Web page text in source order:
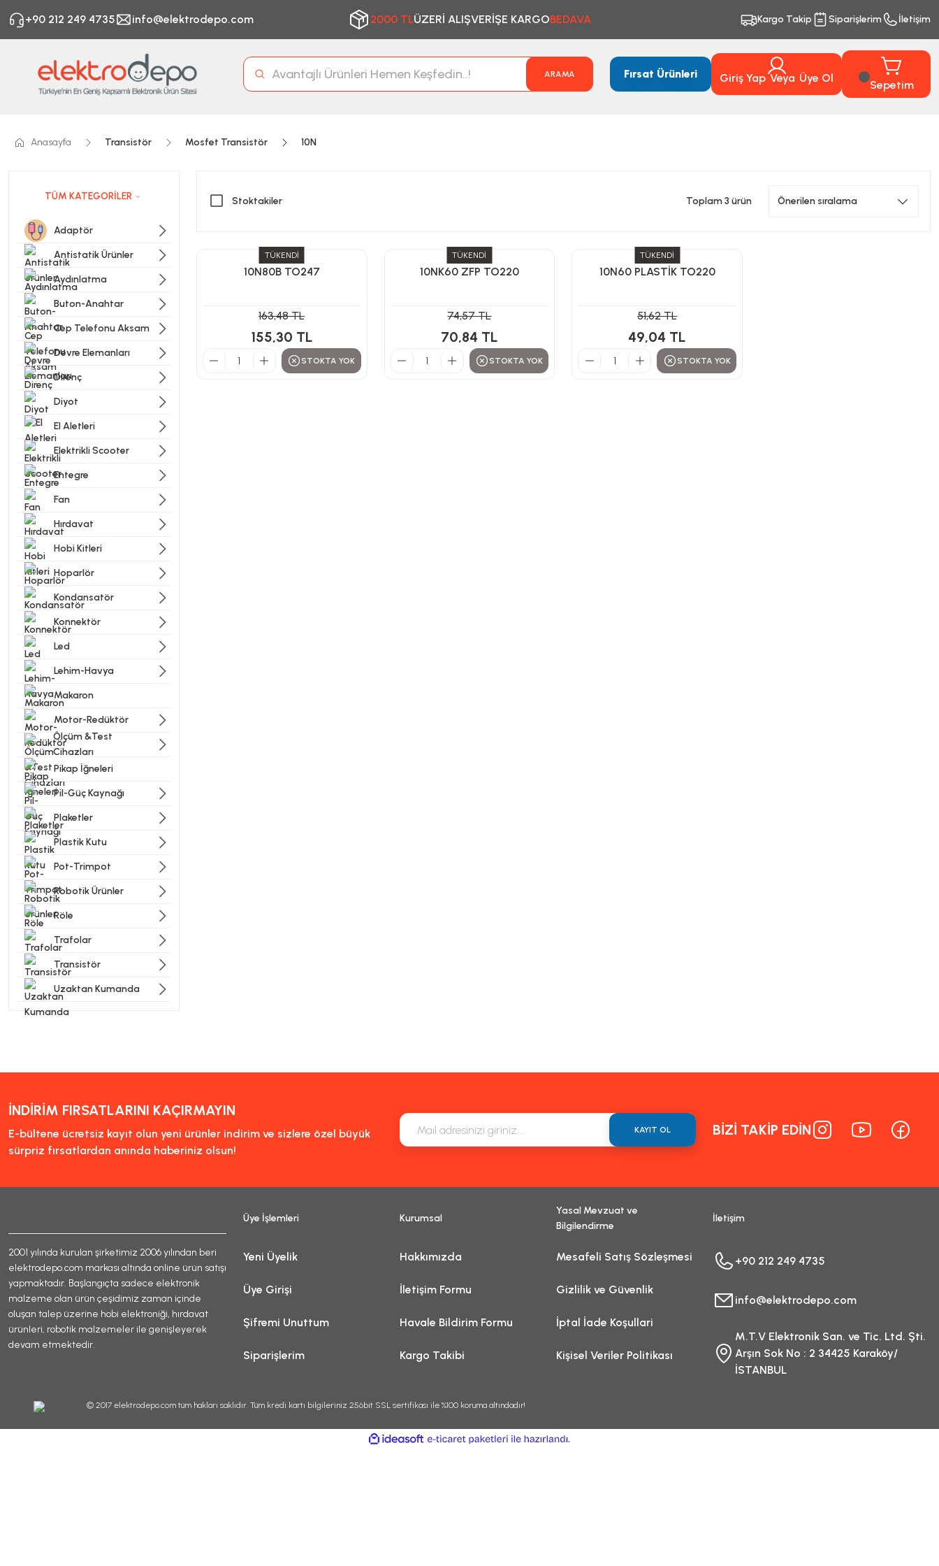
+90 212 249 4735 info@elektrodepo.com 2000 TLÜZERİ ALIŞVERİŞE KARGOBEDAVA Kargo Takip Siparişlerim İletişim
ARAMA Fırsat Ürünleri Giriş Yap Veya Üye Ol
Sepetim
Anasayfa Transistör Mosfet Transistör 10N
TÜM KATEGORİLER
Adaptör
Antistatik Ürünler
Aydınlatma
Buton-Anahtar
Cep Telefonu Aksam
Devre Elemanları
Direnç
Diyot
El Aletleri
Elektrikli Scooter
Entegre
Fan
Hırdavat
Hobi Kitleri
Hoparlör
Kondansatör
Konnektör
Led
Lehim-Havya
Makaron
Motor-Redüktör
Ölçüm &Test
Cihazları
Pikap İğneleri
Pil-Güç Kaynağı
Plaketler
Plastik Kutu
Pot-Trimpot
Robotik Ürünler
Röle
Trafolar
Transistör
Uzaktan Kumanda
Stoktakiler Toplam 3 ürün
TÜKENDİ
10N80B TO247
163,48 TL
155,30 TL
STOKTA YOK
TÜKENDİ
10NK60 ZFP TO220
74,57 TL
70,84 TL
STOKTA YOK
TÜKENDİ
10N60 PLASTİK TO220
51,62 TL
49,04 TL
STOKTA YOK
İNDİRİM FIRSATLARINI KAÇIRMAYIN
E-bültene ücretsiz kayıt olun yeni ürünler indirim ve sizlere özel büyük
sürpriz fırsatlardan anında haberiniz olsun!
KAYIT OL BİZİ TAKİP EDİN
2001 yılında kurulan şirketimiz 2006 yılından beri
elektrodepo.com markası altında online ürün satışı
yapmaktadır. Başlangıçta sadece elektronik
malzeme olan ürün çeşidimiz zaman içinde
oluşan talep üzerine hobi elektroniği, hırdavat
ürünleri, robotik malzemeler ile genişleyerek
devam etmektedir.
Üye İşlemleri
Yeni Üyelik
Üye Girişi
Şifremi Unuttum
Siparişlerim
Kurumsal
Hakkımızda
İletişim Formu
Havale Bildirim Formu
Kargo Takibi
Yasal Mevzuat ve
Bilgilendirme
Mesafeli Satış Sözleşmesi
Gizlilik ve Güvenlik
İptal İade Koşullari
Kişisel Veriler Politikası
İletişim
+90 212 249 4735
info@elektrodepo.com
M.T.V Elektronik San. ve Tic. Ltd. Şti.
Arşın Sok No : 2 34425 Karaköy/
İSTANBUL
© 2017 elektrodepo.com tüm hakları saklıdır. Tüm kredi kartı bilgileriniz 256bit SSL sertifikası ile %100 koruma altındadır!
ideasoft
e-